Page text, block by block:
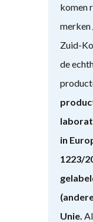
komen
Zuid-
de
in
1223/
Unie.